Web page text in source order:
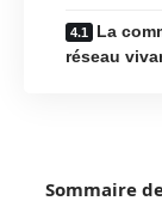
La
réseau
Sommaire